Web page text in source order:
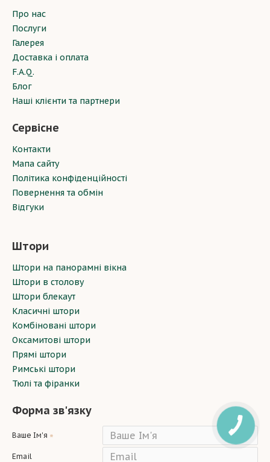
Про нас
Послуги
Галерея
Доставка і оплата
F.A.Q.
Блог
Наші клієнти та партнери
Сервісне
Контакти
Мапа сайту
Політика конфіденційності
Повернення та обмін
Відгуки
Штори
Штори на панорамні вікна
Штори в столову
Штори блекаут
Класичні штори
Комбіновані штори
Оксамитові штори
Прямі штори
Римські штори
Тюлі та фіранки
Форма зв'язку
Ваше Ім'я
Email